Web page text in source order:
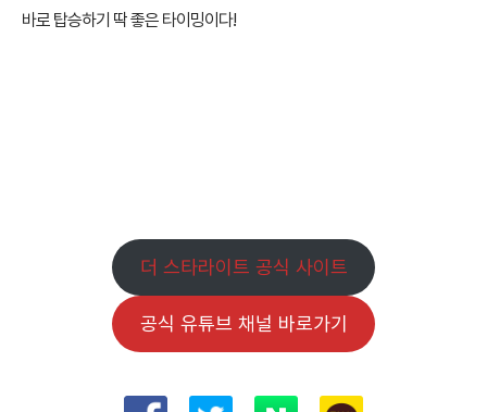
바로 탑승하기 딱 좋은 타이밍이다!
더 스타라이트 공식 사이트
공식 유튜브 채널 바로가기